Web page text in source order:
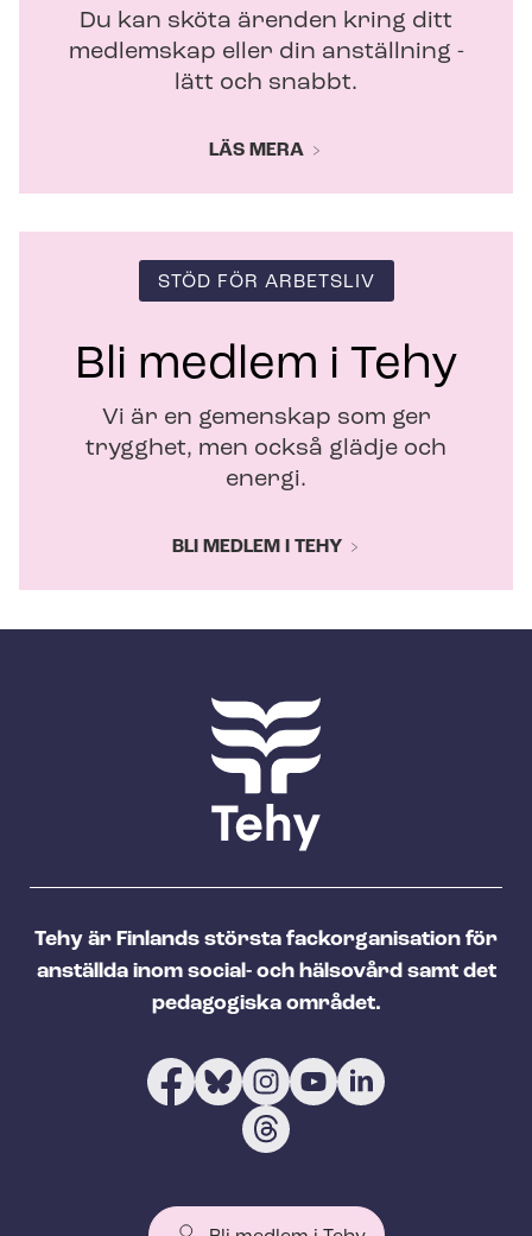
Du kan sköta ärenden kring ditt
medlemskap eller din anställning -
lätt och snabbt.
LÄS MERA
STÖD FÖR ARBETSLIV
Bli medlem i Tehy
Vi är en gemenskap som ger
trygghet, men också glädje och
energi.
BLI MEDLEM I TEHY
Tehy är Finlands största fackorganisation för
anställda inom social- och hälsovård samt det
pedagogiska området.